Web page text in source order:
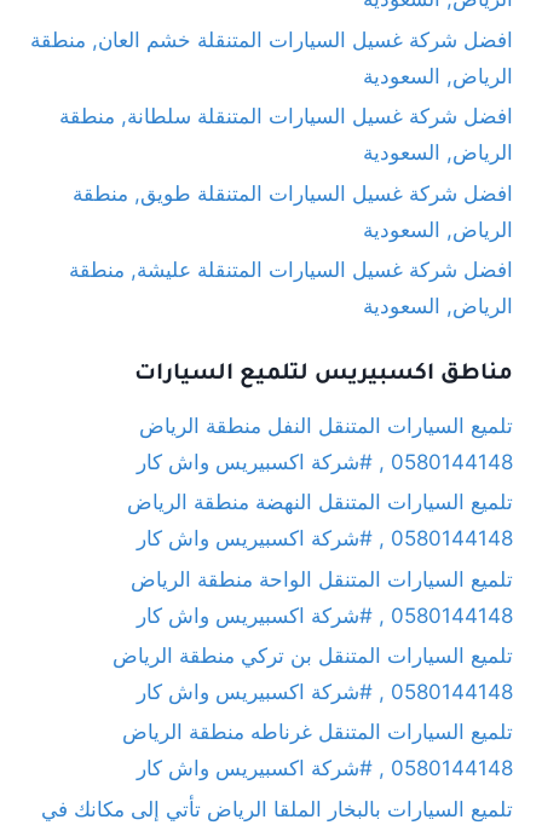
افضل شركة غسيل السيارات المتنقلة خشم العان, منطقة
الرياض, السعودية
افضل شركة غسيل السيارات المتنقلة سلطانة, منطقة
الرياض, السعودية
افضل شركة غسيل السيارات المتنقلة طويق, منطقة
الرياض, السعودية
افضل شركة غسيل السيارات المتنقلة عليشة, منطقة
الرياض, السعودية
مناطق اكسبيريس لتلميع السيارات
تلميع السيارات المتنقل النفل منطقة الرياض
0580144148 , #شركة اكسبيريس واش كار
تلميع السيارات المتنقل النهضة منطقة الرياض
0580144148 , #شركة اكسبيريس واش كار
تلميع السيارات المتنقل الواحة منطقة الرياض
0580144148 , #شركة اكسبيريس واش كار
تلميع السيارات المتنقل بن تركي منطقة الرياض
0580144148 , #شركة اكسبيريس واش كار
تلميع السيارات المتنقل غرناطه منطقة الرياض
0580144148 , #شركة اكسبيريس واش كار
تلميع السيارات بالبخار الملقا الرياض تأتي إلى مكانك في